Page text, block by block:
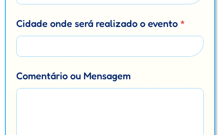
Cidade onde será realizado o evento *
Comentário ou Mensagem